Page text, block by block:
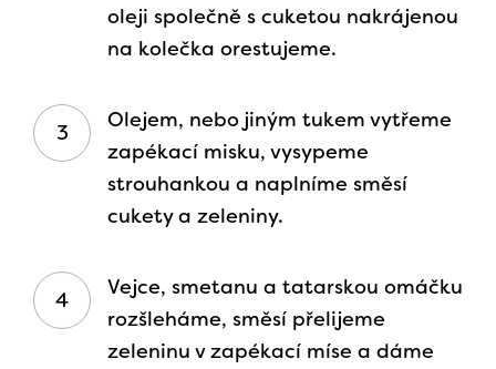
oleji společně s cuketou nakrájenou
na kolečka orestujeme.
Olejem, nebo jiným tukem vytřeme
zapékací misku, vysypeme
strouhankou a naplníme směsí
cukety a zeleniny.
Vejce, smetanu a tatarskou omáčku
rozšleháme, směsí přelijeme
zeleninu v zapékací míse a dáme